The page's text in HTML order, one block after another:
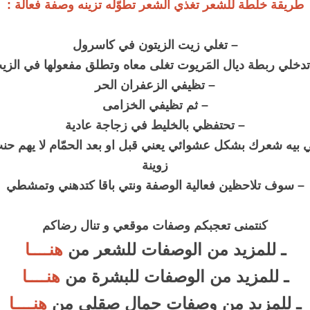
طريقة خلطة للشعر تغذي الشعر تطوّله تزينه وصفة فعالة :
– تغلي زيت الزيتون في كاسرول
ربطة ديال المَريوت تغلى معاه وتطلق مفعولها في
– تظيفي الزعفران الحر
– ثم تظيفي الخزامى
– تحتفظي بالخليط في زجاجة عادية
بيه شعرك بشكل عشوائي يعني قبل او بعد الحمّام لا يهم
زوينة
– سوف تلاحظين فعالية الوصفة ونتي باقا كتدهني وتمشطي
كنتمنى تعجبكم وصفات موقعي و تنال رضاكم
ـ للمزيد من الوصفات للشعر منهنــــا
ـ للمزيد من الوصفات للبشرة منهنــــا
ـ للمزيد من وصفات جمال صقلي من هنــــا